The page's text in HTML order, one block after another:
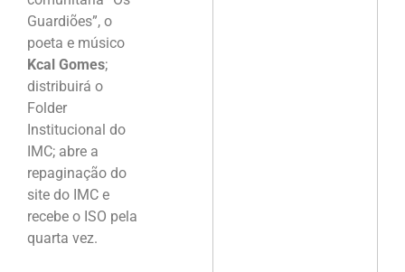
Guardiões”, o
poeta e músico
Kcal Gomes;
distribuirá o
Folder
Institucional do
IMC; abre a
repaginação do
site do IMC e
recebe o ISO pela
quarta vez.